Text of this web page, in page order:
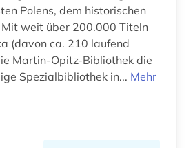
Polens, dem historischen
(davon ca. 210 laufend
Martin-Opitz-Bibliothek die
Spezialbibliothek in... Mehr